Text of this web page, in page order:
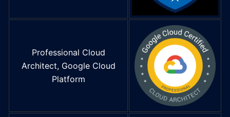
Professional Cloud
Architect, Google Cloud
Platform